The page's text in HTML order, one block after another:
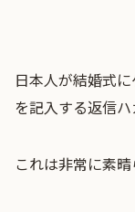
日本人が結婚式
を記入する返信ハ
これは非常に素晴